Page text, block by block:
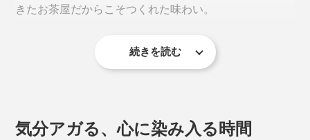
きたお茶屋だからこそつくれた味わい。
続きを読む
気分アガる、心に染み入る時間